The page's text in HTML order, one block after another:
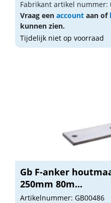
Fabrikant artikel nummer:
Vraag een account aan of
kunnen zien.
Tijdelijk niet op voorraad
Gb F-anker
250mm 80m...
Artikelnummer: GB00486